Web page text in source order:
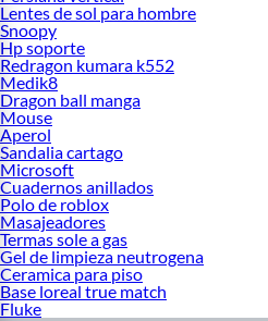
Lentes de sol para hombre
Snoopy
Hp soporte
Redragon kumara k552
Medik8
Dragon ball manga
Mouse
Aperol
Sandalia cartago
Microsoft
Cuadernos anillados
Polo de roblox
Masajeadores
Termas sole a gas
Gel de limpieza neutrogena
Ceramica para piso
Base loreal true match
Fluke